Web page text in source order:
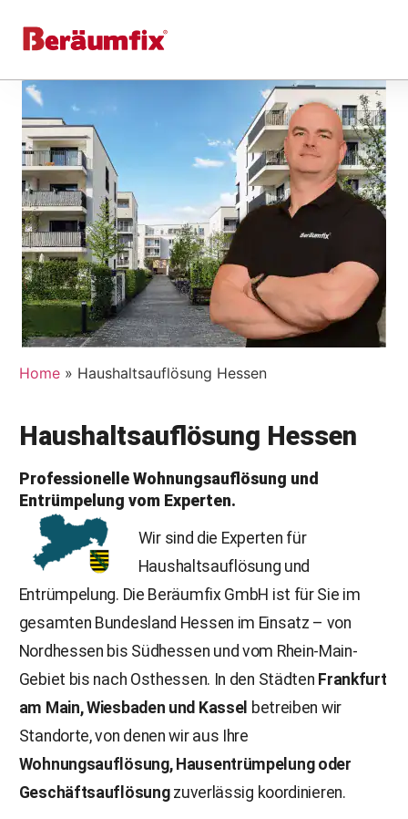
Home» Haushaltsauflösung Hessen
Haushaltsauflösung Hessen
Professionelle Wohnungsauflösung und
Entrümpelung vom Experten.
Wir sind die Experten für
Haushaltsauflösung und
Entrümpelung. Die Beräumfix GmbH ist für Sie im
gesamten Bundesland Hessen im Einsatz – von
Nordhessen bis Südhessen und vom Rhein-Main-
Gebiet bis nach Osthessen. In den Städten Frankfurt
am Main, Wiesbaden und Kassel betreiben wir
Standorte, von denen wir aus Ihre
Wohnungsauflösung, Hausentrümpelung oder
Geschäftsauflösungzuverlässig koordinieren.